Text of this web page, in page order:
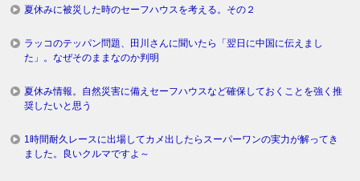
夏休みに被災した時のセーフハウスを考える。その２
ラッコのテッパン問題、田川さんに聞いたら「翌日に中国に伝えまし
た」。なぜそのままなのか判明
夏休み情報。自然災害に備えセーフハウスなど確保しておくことを強く推
奨したいと思う
1時間耐久レースに出場してカメ出したらスーパーワンの実力が解ってき
ました。良いクルマですよ～